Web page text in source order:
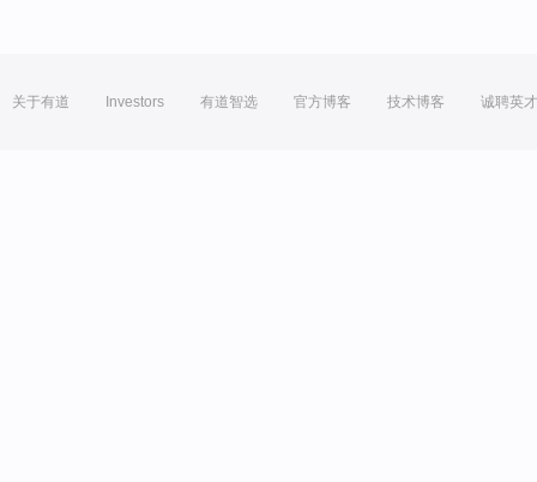
关于有道 Investors 有道智选 官方博客 技术博客 诚聘英才